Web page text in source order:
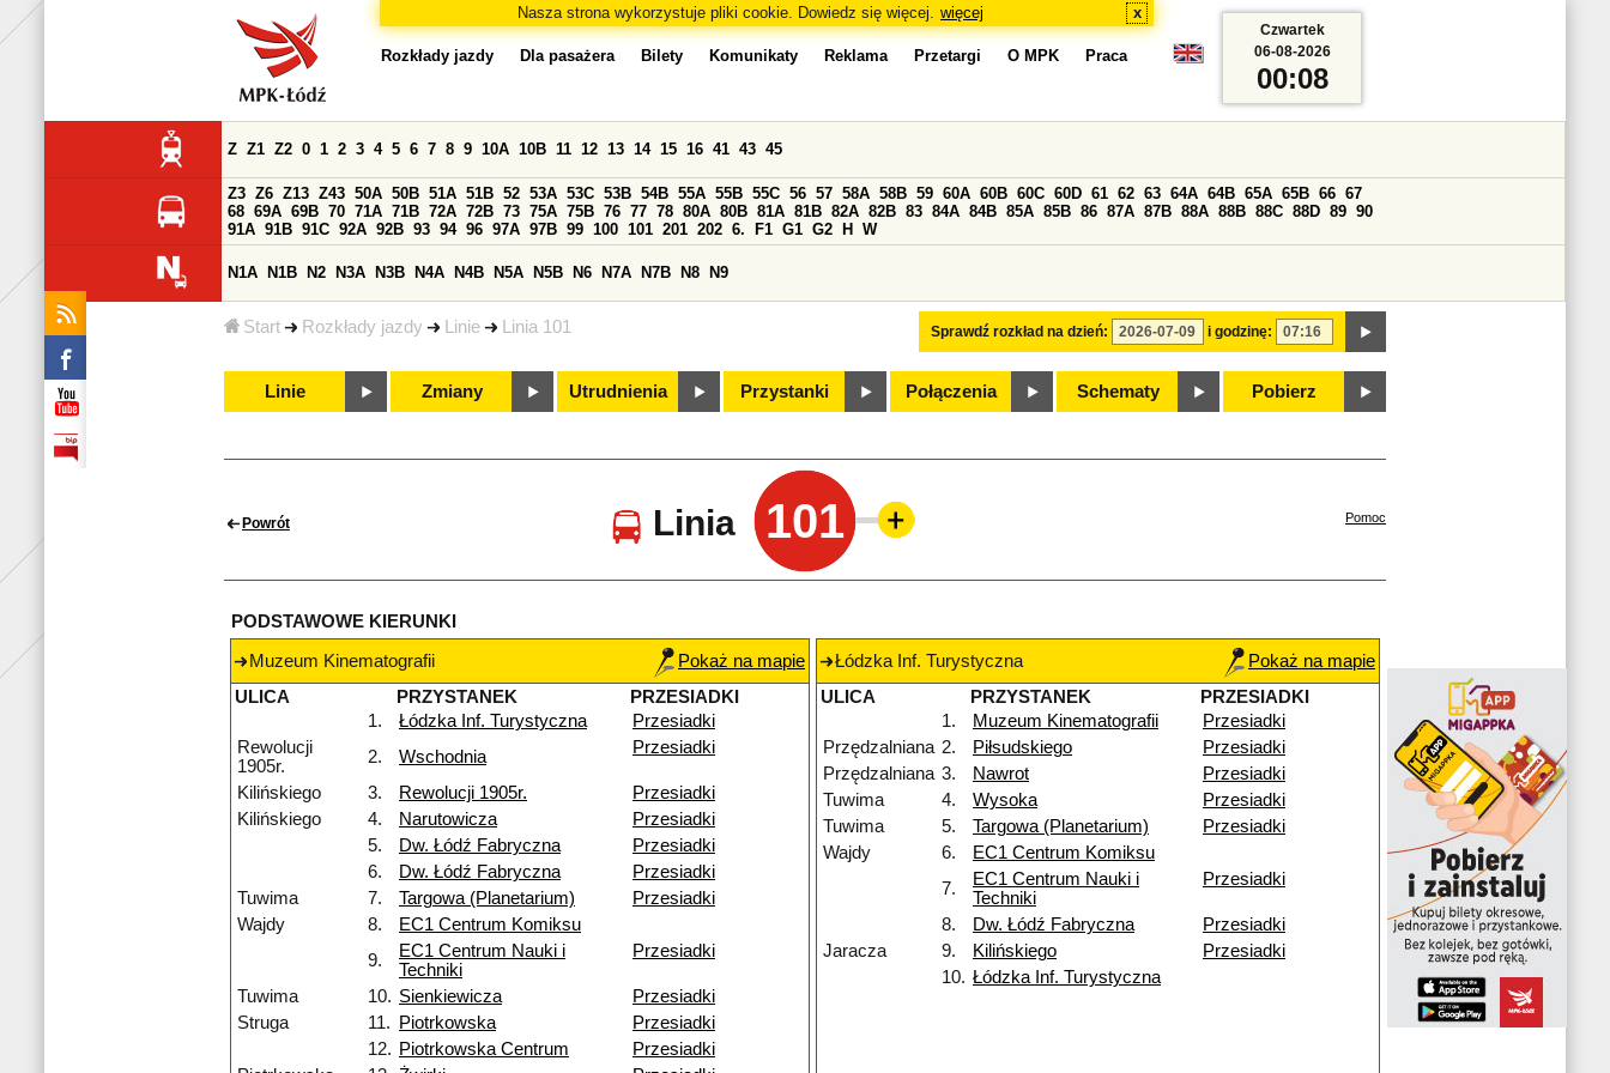
Nasza strona wykorzystuje pliki cookie. Dowiedz się więcej. więcej x
Start Rozkłady jazdy Linie Linia 101
Rozkłady jazdy Dla pasażera Bilety Komunikaty Reklama Przetargi O MPK Praca
Sprawdź rozkład na dzień: i godzinę:
Z Z1 Z2 0 1 2 3 4 5 6 7 8 9 10A 10B 11 12 13 14 15 16 41 43 45
Z3 Z6 Z13 Z43 50A 50B 51A 51B 52 53A 53C 53B 54B 55A 55B 55C 56 57 58A 58B 59 60A 60B 60C 60D 61 62 63 64A 64B 65A 65B 66 67
68 69A 69B 70 71A 71B 72A 72B 73 75A 75B 76 77 78 80A 80B 81A 81B 82A 82B 83 84A 84B 85A 85B 86 87A 87B 88A 88B 88C 88D 89 90
91A 91B 91C 92A 92B 93 94 96 97A 97B 99 100 101 201 202 6. F1 G1 G2 H W
N1A N1B N2 N3A N3B N4A N4B N5A N5B N6 N7A N7B N8 N9
Linie Zmiany Utrudnienia Przystanki Połączenia Schematy Pobierz
Czwartek
06-08-2026
00:08
Powrót Linia 101 Pomoc
PODSTAWOWE KIERUNKI
Muzeum Kinematografii
Pokaż na mapie
ULICA
PRZYSTANEK
PRZESIADKI
1.
Łódzka Inf. Turystyczna
Przesiadki
Rewolucji
1905r.
2. Wschodnia Przesiadki
Kilińskiego 3. Rewolucji 1905r.
Przesiadki
Kilińskiego
4. Narutowicza
Przesiadki
5.
Dw. Łódź Fabryczna
Przesiadki
6.
Dw. Łódź Fabryczna
Przesiadki
Tuwima
7. Targowa (Planetarium)
Przesiadki
Wajdy
8.
EC1 Centrum Komiksu
9.
EC1 Centrum Nauki i
Techniki
Przesiadki
Tuwima 10. Sienkiewicza
Przesiadki
Struga
11. Piotrkowska
Przesiadki
12. Piotrkowska Centrum
Przesiadki
Łódzka Inf. Turystyczna
Pokaż na mapie
ULICA
PRZYSTANEK
PRZESIADKI
1.
Muzeum Kinematografii
Przesiadki
Przędzalniana 2. Piłsudskiego
Przesiadki
Przędzalniana 3. Nawrot
Przesiadki
Tuwima
4. Wysoka
Przesiadki
Tuwima
5. Targowa (Planetarium)
Przesiadki
Wajdy
6.
EC1 Centrum Komiksu
7.
EC1 Centrum Nauki i
Techniki
Przesiadki
8. Dw. Łódź Fabryczna
Przesiadki
Jaracza
9. Kilińskiego
Przesiadki
10. Łódzka Inf. Turystyczna